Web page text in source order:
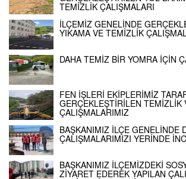
TEMİZLİK ÇALIŞMALARI
İLÇEMİZ GENELİNDE
YIKAMA VE TEMİZLİK
DAHA TEMİZ BİR YOMRA İÇİN
FEN İŞLERİ EKİPLERİMİZ
GERÇEKLEŞTİRİLEN TEMİZLİK
ÇALIŞMALARIMIZ
BAŞKANIMIZ İLÇE GENELİNDE
ÇALIŞMALARIMIZI YERİNDE
BAŞKANIMIZ İLÇEMİZDEKİ
ZİYARET EDEREK YAPILAN